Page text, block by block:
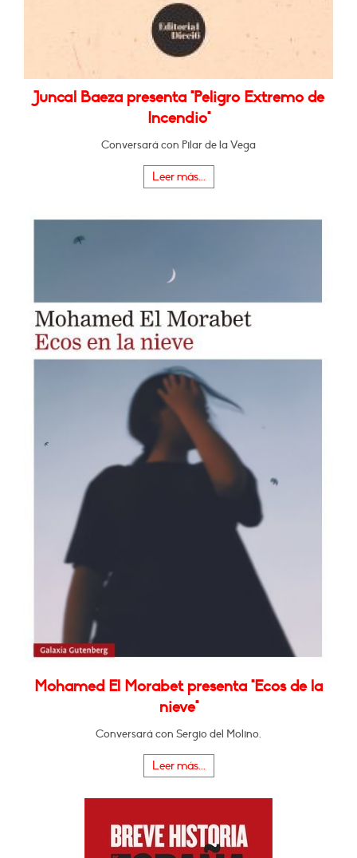
Juncal Baeza presenta "Peligro Extremo de
Incendio"
Conversará con Pilar de la Vega
Leer más...
Mohamed El Morabet presenta "Ecos de la
nieve"
Conversará con Sergio del Molino.
Leer más...